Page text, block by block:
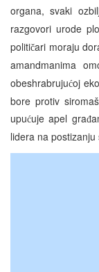
organa, svaki
razgovori urode
političari moraju
amandmanima
obeshrabrujućoj
bore protiv
upućuje apel građ
lidera na